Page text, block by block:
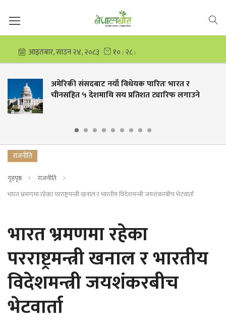
अमेरिकी संसदबाट नयाँ विधेयक पारितः भारत र
चीनसहित ५ देशमाथि सय प्रतिशत ट्यारिफ लगाउने
राजनीति
गृहपृष्ठ
राजनीति
भारत भ्रमणमा रहेका परराष्ट्रमन्त्री खनाल र भारतीय विदेशमन्त्री जयशंकरबीच भेटवार्ता
भारत भ्रमणमा रहेका
परराष्ट्रमन्त्री खनाल र भारतीय
विदेशमन्त्री जयशंकरबीच
भेटवार्ता